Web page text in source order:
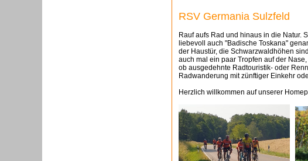
RSV Germania Sulzfeld
Rauf aufs Rad und hinaus in die Natur.
liebevoll auch "Badische Toskana"
der Haustür, die Schwarzwaldhöhen
auch mal ein paar Tropfen auf der
ob ausgedehnte Radtouristik- oder
Radwanderung mit zünftiger Einkehr
Herzlich willkommen auf unserer